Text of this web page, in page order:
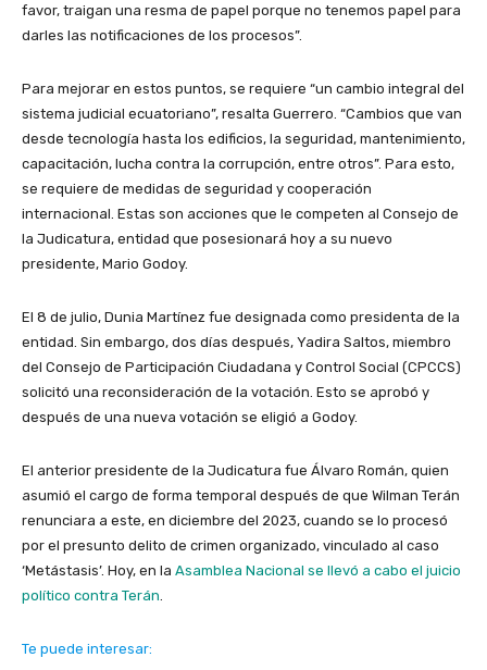
favor, traigan una resma de papel porque no tenemos papel para
darles las notificaciones de los procesos”.
Para mejorar en estos puntos, se requiere “un cambio integral del
sistema judicial ecuatoriano”, resalta Guerrero. “Cambios que van
desde tecnología hasta los edificios, la seguridad, mantenimiento,
capacitación, lucha contra la corrupción, entre otros”. Para esto,
se requiere de medidas de seguridad y cooperación
internacional. Estas son acciones que le competen al Consejo de
la Judicatura, entidad que posesionará hoy a su nuevo
presidente, Mario Godoy.
El 8 de julio, Dunia Martínez fue designada como presidenta de la
entidad. Sin embargo, dos días después, Yadira Saltos, miembro
del Consejo de Participación Ciudadana y Control Social (CPCCS)
solicitó una reconsideración de la votación. Esto se aprobó y
después de una nueva votación se eligió a Godoy.
El anterior presidente de la Judicatura fue Álvaro Román, quien
asumió el cargo de forma temporal después de que Wilman Terán
renunciara a este, en diciembre del 2023, cuando se lo procesó
por el presunto delito de crimen organizado, vinculado al caso
‘Metástasis’. Hoy, en la Asamblea Nacional se llevó a cabo el juicio
político contra Terán
Te puede interesar: